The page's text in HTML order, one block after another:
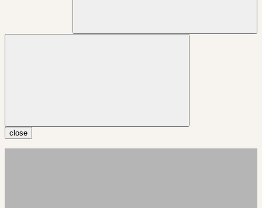
close